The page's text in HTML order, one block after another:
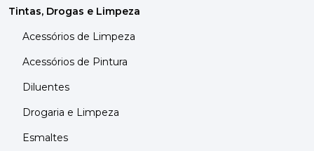
KK 64 - Cinza Claro
KK 66 - Cinza Pérola
KK 68 - Cinza
KK 69 - Cinza Ferro
KK 71 - Antracite
KK 76 - Bege/Cinza
Tintas, Drogas e Limpeza
Acessórios de Limpeza
Acessórios de Pintura
Diluentes
Drogaria e Limpeza
Esmaltes